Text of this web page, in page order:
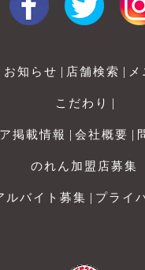
お知らせ | 店舗検索 |
こだわり |
掲載情報 | 会社概要 |
のれん加盟店募集
ルバイト募集 | プライ